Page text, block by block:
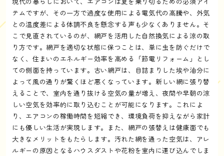
テムですが、その一方で過度な使用による電気代の高騰や、外気
との温度差による体調不良を懸念する声も少なくありません。そ
こで見直されているのが、網戸を活用した自然換気による涼の取
り方です。網戸を適切な状態に保つことは、単に虫を防ぐだけで
なく、住まいのエネルギー効率を高める「節電リフォーム」とし
ての側面を持っています。古い網戸は、目詰まりした埃や油分に
よって風の通りが驚くほど悪くなっています。新しい網に張り替
えることで、室内を通り抜ける空気の量が増え、夜間や早朝の涼
しい空気を効率的に取り込むことが可能になります。これによ
り、エアコンの稼働時間を短縮でき、環境負荷を抑えながら家計
にも優しい生活が実現します。また、網戸の張替えは健康面でも
大きなメリットをもたらします。汚れた網を通った空気は、アレ
ルギーの原因となるハウスダストや花粉を室内に運び込んでしま